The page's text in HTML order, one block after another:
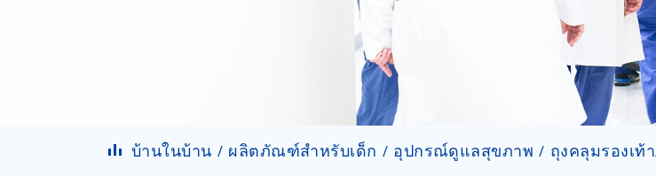
บ้านในบ้าน ผลิตภัณฑ์สำหรับเด็ก อุปกรณ์ดูแลสุขภาพ ถุงคลุมรองเท้